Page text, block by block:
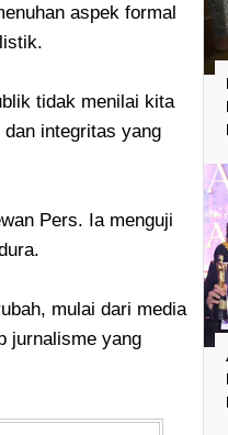
aspek formal
tidak menilai kita
integritas yang
Pers. Ia menguji
mulai dari media
jurnalisme yang